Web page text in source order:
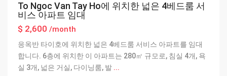
To Ngoc Van Tay Ho에 위치한 넓은 4베드룸 서
비스 아파트 임대
$ 2,600 /month
응옥반 타이호에 위치한 넓은 4베드룸 서비스 아파트를 임대
합니다. 6층에 위치한 이 아파트는 280㎡ 규모로, 침실 4개, 욕
실 3개, 넓은 거실, 다이닝룸, 발 ...